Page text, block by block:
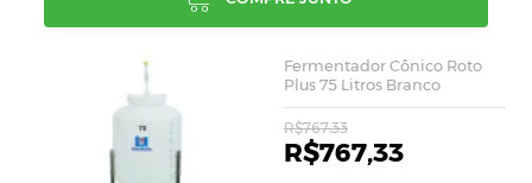
Fermentador Cônico Roto
Plus 75 Litros Branco
R$767,33
R$767,33